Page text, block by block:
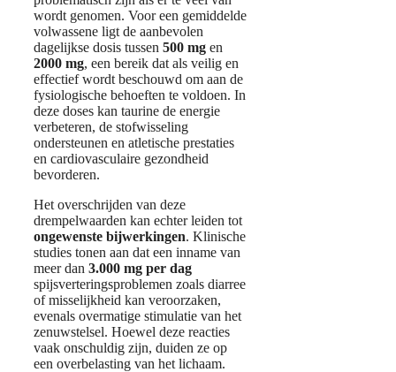
wordt genomen. Voor een gemiddelde
volwassene ligt de aanbevolen
dagelijkse dosis tussen 500 mg en
2000 mg, een bereik dat als veilig en
effectief wordt beschouwd om aan de
fysiologische behoeften te voldoen. In
deze doses kan taurine de energie
verbeteren, de stofwisseling
ondersteunen en atletische prestaties
en cardiovasculaire gezondheid
bevorderen.
Het overschrijden van deze
drempelwaarden kan echter leiden tot
ongewenste bijwerkingen. Klinische
studies tonen aan dat een inname van
meer dan 3.000 mg per dag
spijsverteringsproblemen zoals diarree
of misselijkheid kan veroorzaken,
evenals overmatige stimulatie van het
zenuwstelsel. Hoewel deze reacties
vaak onschuldig zijn, duiden ze op
een overbelasting van het lichaam.